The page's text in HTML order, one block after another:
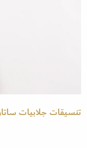
تنسيقات جلابيات